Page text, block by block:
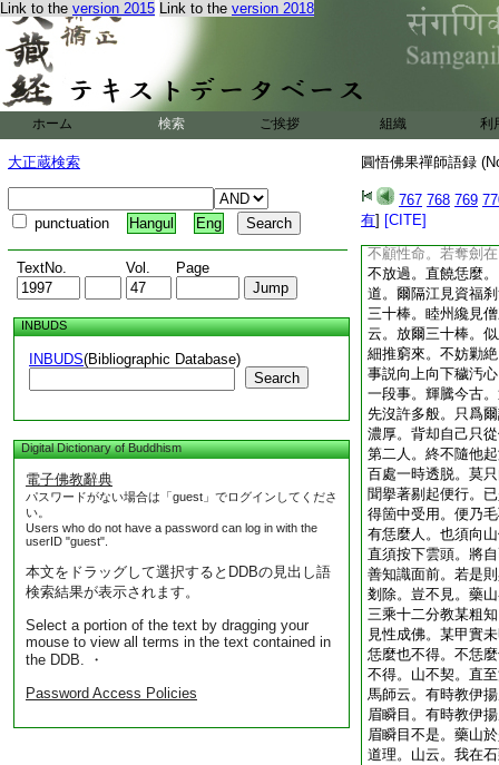
Link to the version 2015 Link to the version 2018
ホーム 検索 ご挨拶 組織 利
大正蔵検索
punctuation Hangul Eng
TextNo. Vol. Page
INBUDS
INBUDS(Bibliographic Database)
Search
Digital Dictionary of Buddhism
電子佛教辭典
パスワードがない場合は「guest」でログインしてくださ
い。
Users who do not have a password can log in with the
userID "guest".
本文をドラッグして選択するとDDBの見出し語
検索結果が表示されます。
Select a portion of the text by dragging your
mouse to view all terms in the text contained in
the DDB. ・
Password Access Policies
圓悟佛果禪師語録
767 768 769
有] [CITE]
喫金山手中棒。忽
龍得水。似虎靠山
身是舌也。説他不
若不藍田射石虎。
爾道。壁立萬仞。
近傍處。雖然如是
就錯。於第二頭説
當門按一口劍相似
敢近傍。若近著則
是大丈夫漢。須是
始得。所以道。不
不顧性命。若奪劍
不放過。直饒恁麼
道。爾隔江見資福
三十棒。睦州纔見
云。放爾三十棒。
細推窮來。不妨勦
事説向上向下穢汚
一段事。輝騰今古
先沒許多般。只爲
濃厚。背却自己只
第二人。終不隨他
百處一時透脱。莫
聞擧著剔起便行。
得箇中受用。便乃
有恁麼人。也須向
直須按下雲頭。將
善知識面前。若是
剗除。豈不見。藥
三乘十二分教某粗
見性成佛。某甲實
恁麼也不得。不恁
不得。山不契。直
馬師云。有時教伊
眉瞬目。有時教伊
眉瞬目不是。藥山
道理。山云。我在